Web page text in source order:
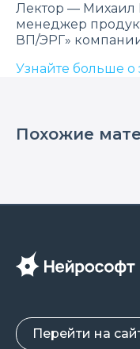
Лектор — Михаил
менеджер
ВП/ЭРГ»
Узнайте больше о
Похожие
Перейти на